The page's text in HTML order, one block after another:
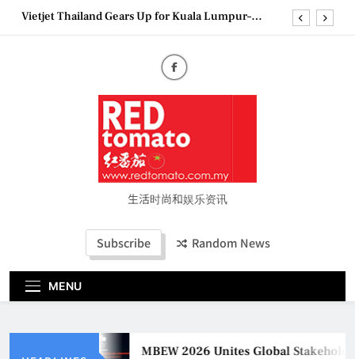
SkipVietjet Thailand Gears Up for Kuala Lumpur–
Couture Fashion Week Malaysia 2026– Press
MBEW 2026 Unites Global Stakeholders to Shape
the Future of Business Events
Vietjet Thailand Gears Up for Kuala Lumpur–
Bangkok Service Launch on9 October
Epson reinvents affordable printing with next-
generation EcoTank Series生活时尚和娱乐资讯
Subscribe Random News
MENU
MBEW 2026 Unites Global